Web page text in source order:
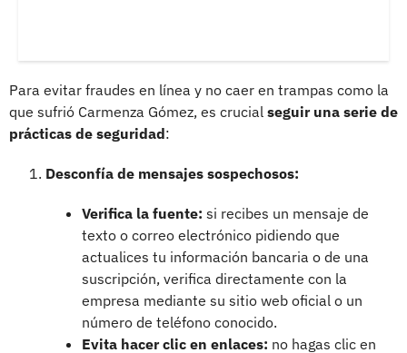
Para evitar fraudes en línea y no caer en trampas como la
que sufrió Carmenza Gómez, es crucial seguir una serie de
prácticas de seguridad:
Desconfía de mensajes sospechosos:
Verifica la fuente: si recibes un mensaje de
texto o correo electrónico pidiendo que
actualices tu información bancaria o de una
suscripción, verifica directamente con la
empresa mediante su sitio web oficial o un
número de teléfono conocido.
Evita hacer clic en enlaces: no hagas clic en